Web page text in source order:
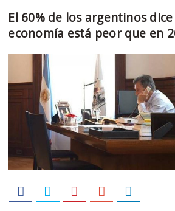
El 60% de los argentinos
economía está peor que en